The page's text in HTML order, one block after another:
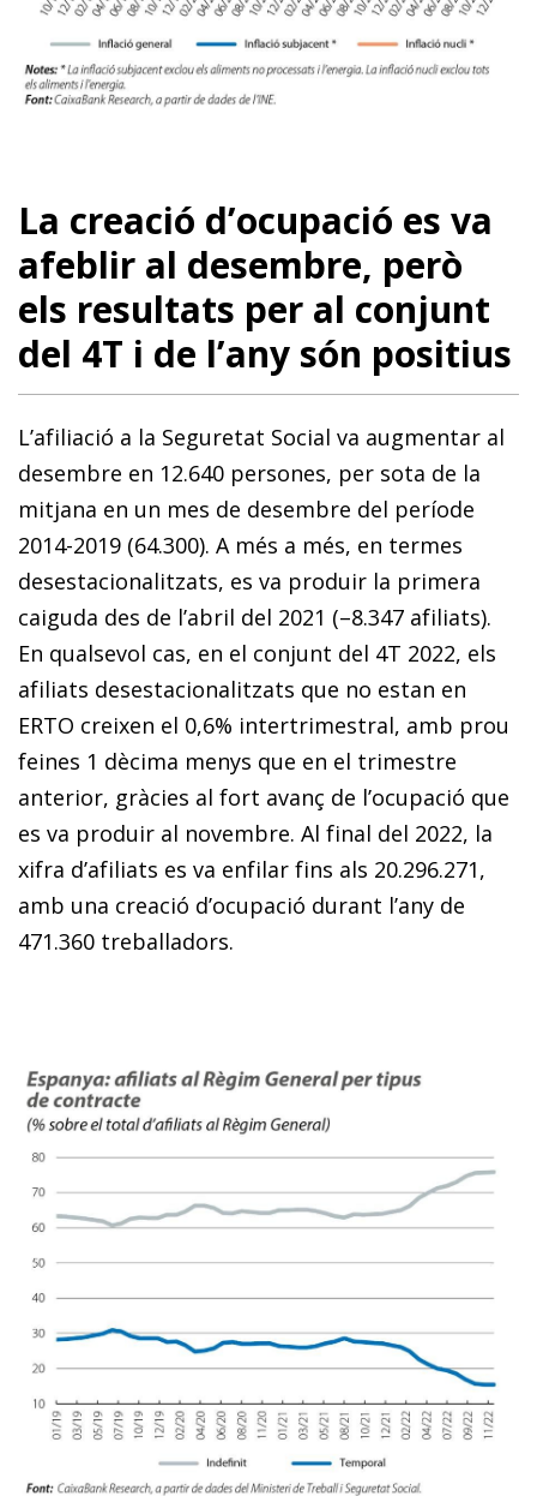
La creació d’ocupació es va
afeblir al desembre, però
els resultats per al conjunt
del 4T i de l’any són positius
L’afiliació a la Seguretat Social va augmentar al
desembre en 12.640 persones, per sota de la
mitjana en un mes de desembre del període
2014-2019 (64.300). A més a més, en termes
desesta­­cionalitzats, es va produir la primera
caiguda des de l’abril del 2021 (–8.347 afiliats).
En qualsevol cas, en el conjunt del 4T 2022, els
afiliats desestacionalitzats que no estan en
ERTO creixen el 0,6% intertrimestral, amb prou
feines 1 dècima menys que en el trimestre
anterior, gràcies al fort avanç de l’ocupació que
es va produir al novembre. Al final del 2022, la
xifra d’afi­­liats es va enfilar fins als 20.296.271,
amb una creació d’ocupació durant l’any de
471.360 treballadors.